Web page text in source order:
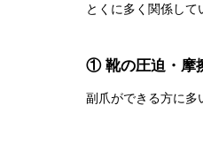
とくに多く関係して
① 靴の圧迫・摩
副爪ができる方に多